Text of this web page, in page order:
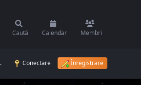
Caută Calendar Membri
. Conectare Înregistrare